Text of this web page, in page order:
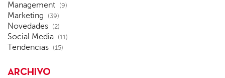
Management (9)
Marketing (39)
Novedades (2)
Social Media (11)
Tendencias (15)
ARCHIVO